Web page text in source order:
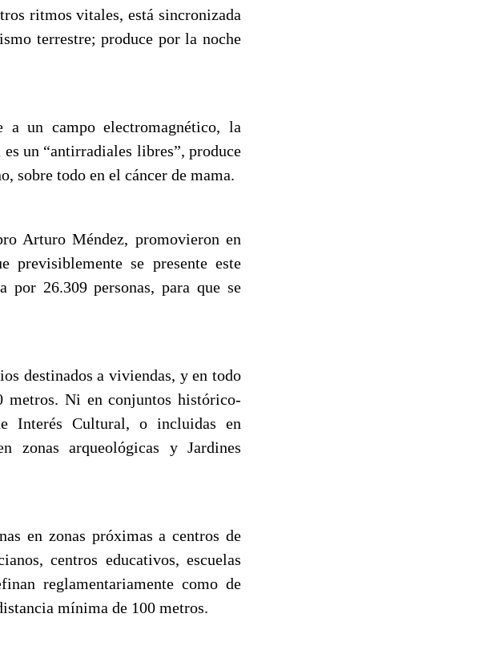
ritmos vitales, está sincronizada
terrestre; produce por la noche
a un campo electromagnético, la
un “antirradiales libres”, produce
sobre todo en el cáncer de mama.
Arturo Méndez, promovieron en
se presente este
por 26.309 personas, para que se
destinados a viviendas, y en todo
metros. Ni en conjuntos histórico-
Interés Cultural, o incluidas en
zonas arqueológicas y Jardines
en zonas próximas a centros de
centros educativos, escuelas
reglamentariamente como de
mínima de 100 metros.